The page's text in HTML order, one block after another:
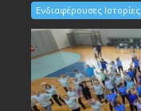
Ενδιαφέρουσες Ιστορίες